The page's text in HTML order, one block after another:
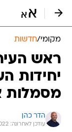
מקומי/חדשות
ראש
יחידות
מסמלות
הדר כהן
עודכן לאחרונה: 18.5.2022 / 15:09